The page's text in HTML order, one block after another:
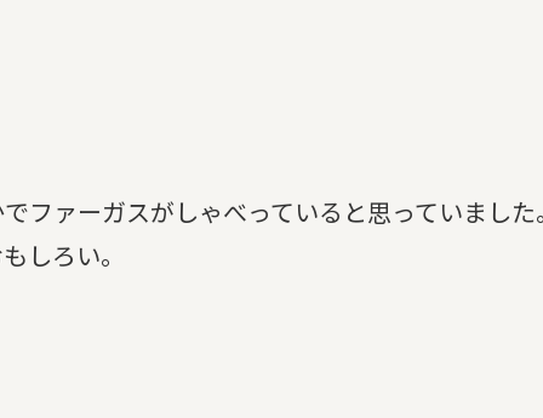
ファーガスがしゃべっていると思っていました
しろい。